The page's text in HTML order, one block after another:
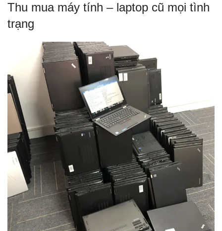
Thu mua máy tính – laptop cũ mọi tình
trạng